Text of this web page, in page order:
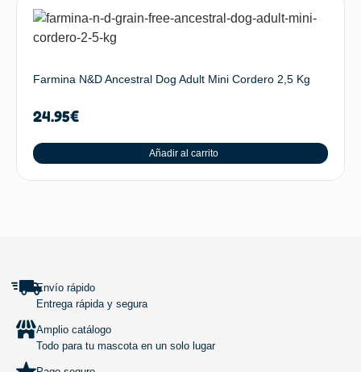
Farmina N&D Ancestral Dog Adult Mini Cordero 2,5 Kg
24.95€
Añadir al carrito
Envío rápido
Entrega rápida y segura
Amplio catálogo
Todo para tu mascota en un solo lugar